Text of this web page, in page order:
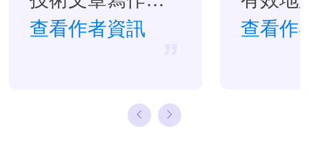
驗。目前，寫過
理或備份還原相
查看作者資訊
題。…
查看作